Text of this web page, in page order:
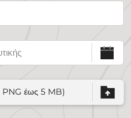
PNG έως 5 MB)